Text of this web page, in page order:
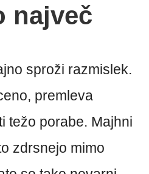
največ
sproži razmislek.
premleva
težo porabe. Majhni
zdrsnejo mimo